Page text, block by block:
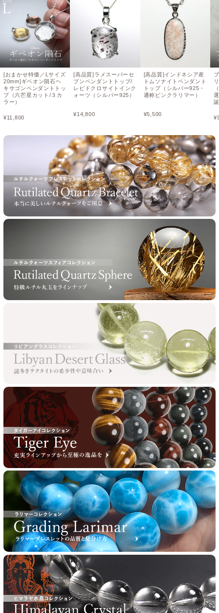
[おまかせ特価／Lサイズ
20mm]ギベオン隕石ヘ
キサゴンペンダントトッ
プ（六芒星カット/３カ
ラー）
¥11,800
[高品質]ラメスーパーセ
ブンペンダントトップ/
レピドクロサイトインク
ォーツ（シルバー925）
¥14,800
[高品質]インドネシア産
トムソナイトペンダント
トップ（シルバー925・
通称ピンクラリマー）
¥5,500
¥